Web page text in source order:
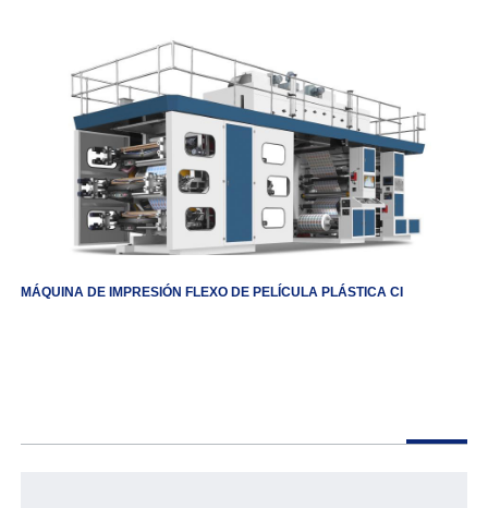
MÁQUINA DE IMPRESIÓN FLEXO DE PELÍCULA PLÁSTICA CI